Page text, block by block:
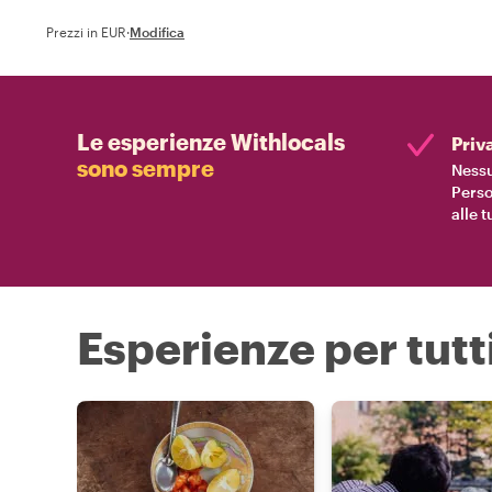
Prezzi in EUR·Modifica
Le esperienze Withlocals
sono sempre
alle
Esperienze per